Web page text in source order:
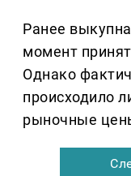
Ранее
момент
Однако
происходило
рыночные